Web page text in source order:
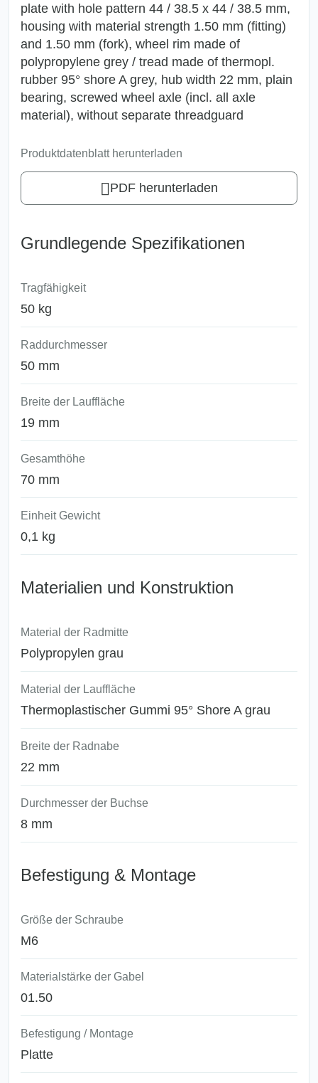
plate with hole pattern 44 / 38.5 x 44 / 38.5 mm,
housing with material strength 1.50 mm (fitting)
and 1.50 mm (fork), wheel rim made of
polypropylene grey / tread made of thermopl.
rubber 95° shore A grey, hub width 22 mm, plain
bearing, screwed wheel axle (incl. all axle
material), without separate threadguard
Produktdatenblatt herunterladen
PDF herunterladen
Grundlegende Spezifikationen
Tragfähigkeit
50 kg
Raddurchmesser
50 mm
Breite der Lauffläche
19 mm
Gesamthöhe
70 mm
Einheit Gewicht
0,1 kg
Materialien und Konstruktion
Material der Radmitte
Polypropylen grau
Material der Lauffläche
Thermoplastischer Gummi 95° Shore A grau
Breite der Radnabe
22 mm
Durchmesser der Buchse
8 mm
Befestigung & Montage
Größe der Schraube
M6
Materialstärke der Gabel
01.50
Befestigung / Montage
Platte